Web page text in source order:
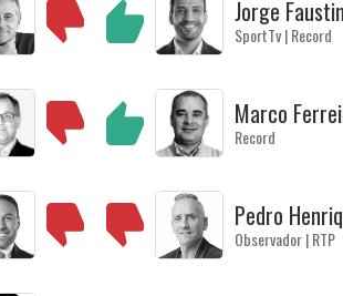
Jorge
SportTv | Record
Marco
Record
Pedro
Observador | RTP